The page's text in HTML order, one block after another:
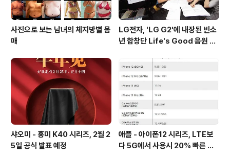
사진으로 보는 남녀의 체지방별 몸
매
LG전자, 'LG G2'에 내장된 빈소
년 합창단 Life's Good 음원 공
샤오미 - 홍미 K40 시리즈, 2월 2
5일 공식 발표 예정
애플 - 아이폰12 시리즈, LTE보
다 5G에서 사용시 20% 빠른 배